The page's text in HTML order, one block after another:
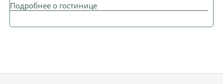
Подробнее о гостинице